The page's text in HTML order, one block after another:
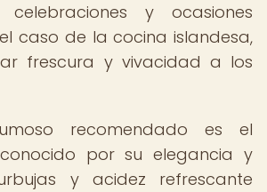
y ocasiones
caso de la cocina islandesa,
frescura y vivacidad a los
recomendado es el
por su elegancia y
y acidez refrescante